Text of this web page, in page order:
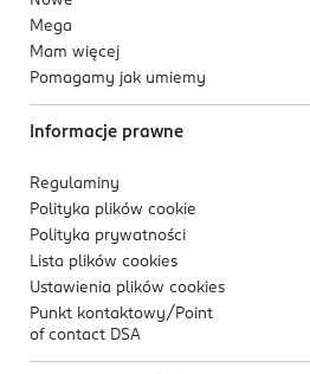
Mega
Mam więcej
Pomagamy jak umiemy
Informacje prawne
Regulaminy
Polityka plików cookie
Polityka prywatności
Lista plików cookies
Ustawienia plików cookies
Punkt kontaktowy/ Point
of contact DSA